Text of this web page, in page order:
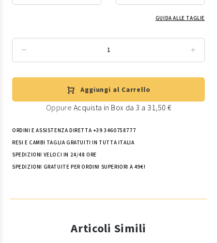
GUIDA ALLE TAGLIE
Aggiungi al Carrello
Oppure Acquista in Box da 3 a 31,50 €
ORDINI E ASSISTENZA DIRETTA +39 3460758777
RESI E CAMBI TAGLIA GRATUITI IN TUTTA ITALIA
SPEDIZIONI VELOCI IN 24/48 ORE
SPEDIZIONI GRATUITE PER ORDINI SUPERIORI A 49€!
Articoli Simili